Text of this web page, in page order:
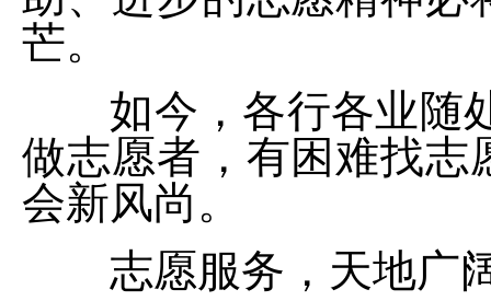
芒。
如今，各行各业随
做志愿者，有困难找志
会新风尚。
志愿服务，天地广